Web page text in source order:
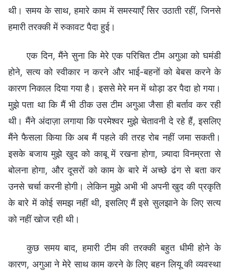
थी। समय के साथ, हमारे काम में समस्याएँ सिर उठाती रहीं, जिनसे
हमारी तरक्की में रुकावट पैदा हुई।
एक दिन, मैंने सुना कि मेरे एक परिचित टीम अगुआ को घमंडी
होने, सत्य को स्वीकार न करने और भाई-बहनों को बेबस करने के
कारण निकाल दिया गया है। इससे मेरे मन में थोड़ा डर पैदा हो गया।
मुझे पता था कि मैं भी ठीक उस टीम अगुआ जैसा ही बर्ताव कर रही
थी। मैंने अंदाज़ा लगाया कि परमेश्वर मुझे चेतावनी दे रहे हैं, इसलिए
मैंने फैसला किया कि अब मैं पहले की तरह रोब नहीं जमा सकती।
इसके बजाय मुझे खुद को काबू में रखना होगा, ज़्यादा विनम्रता से
बोलना होगा, और दूसरों को काम के बारे में अच्छे ढंग से बता कर
उनसे चर्चा करनी होगी। लेकिन मुझे अभी भी अपनी खुद की प्रकृति
के बारे में कोई समझ नहीं थी, इसलिए मैं इसे सुलझाने के लिए सत्य
को नहीं खोज रही थी।
कुछ समय बाद, हमारी टीम की तरक्की बहुत धीमी होने के
कारण, अगुआ ने मेरे साथ काम करने के लिए बहन लियू की व्यवस्था